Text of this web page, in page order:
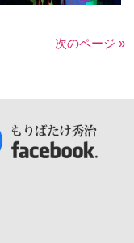
次のページ »